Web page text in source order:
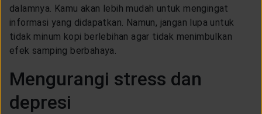
dalamnya. Kamu akan lebih mudah untuk mengingat
informasi yang didapatkan. Namun, jangan lupa untuk
tidak minum kopi berlebihan agar tidak menimbulkan
efek samping berbahaya.
Mengurangi stress dan
depresi